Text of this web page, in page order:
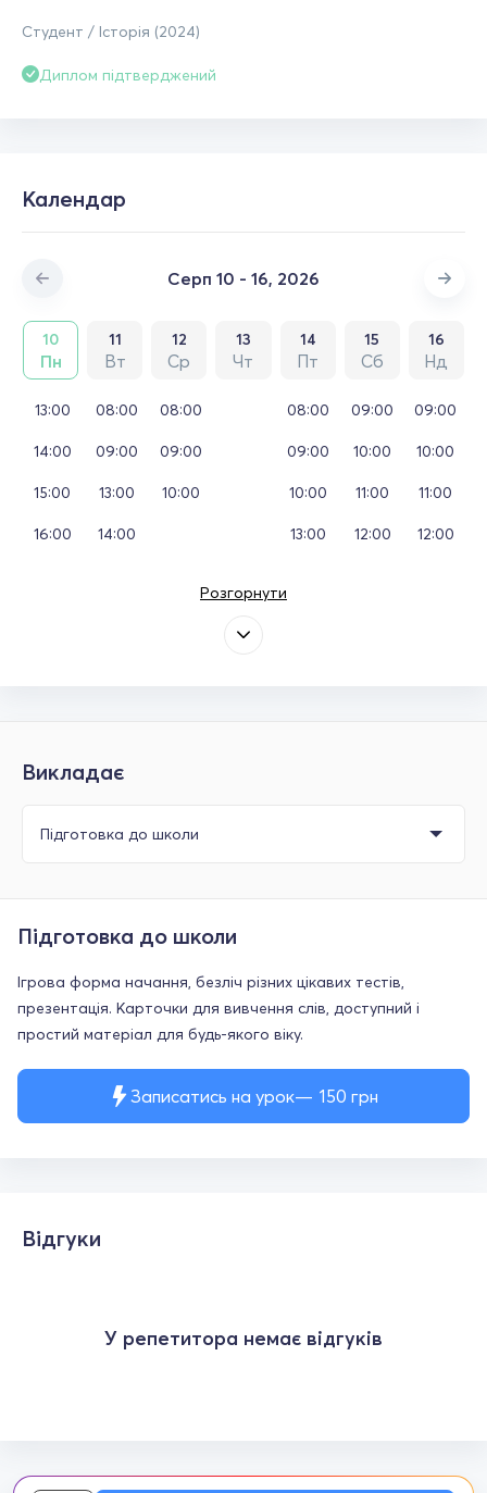
Студент / Історія (2024)
Диплом підтверджений
Календар
Серп 10 - 16, 2026
10
Пн
11
Вт
12
Ср
13
Чт
14
Пт
15
Сб
16
Нд
13:00
14:00
15:00
16:00
08:00
09:00
13:00
14:00
08:00
09:00
10:00
08:00
09:00
10:00
13:00
09:00
10:00
11:00
12:00
09:00
10:00
11:00
12:00
Розгорнути
Викладає
Записатись на урок 150 грн
Підготовка до школи
Ігрова форма начання, безліч різних цікавих тестів,
презентація. Карточки для вивчення слів, доступний і
простий матеріал для будь-якого віку.
Відгуки
У репетитора немає відгуків